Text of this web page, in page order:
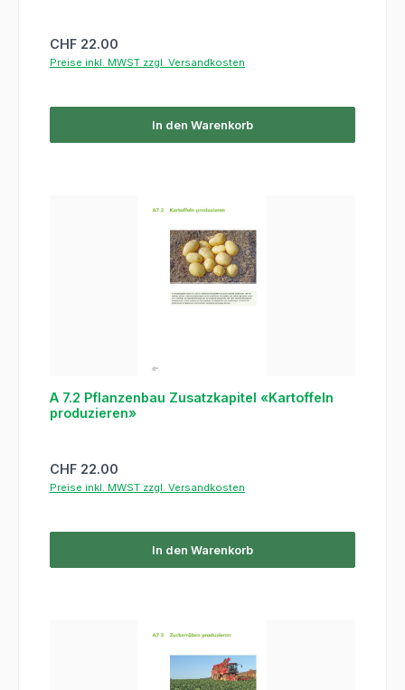
Regulärer Preis:
CHF 22.00
Preise inkl. MWST zzgl. Versandkosten
In den Warenkorb
A 7.2 Pflanzenbau Zusatzkapitel «Kartoffeln
produzieren»
Regulärer Preis:
CHF 22.00
Preise inkl. MWST zzgl. Versandkosten
In den Warenkorb